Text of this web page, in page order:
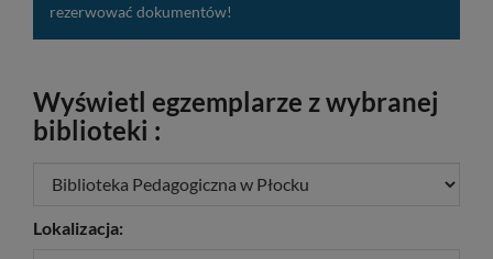
rezerwować dokumentów!
Wyświetl egzemplarze z wybranej
biblioteki :
Lokalizacja: